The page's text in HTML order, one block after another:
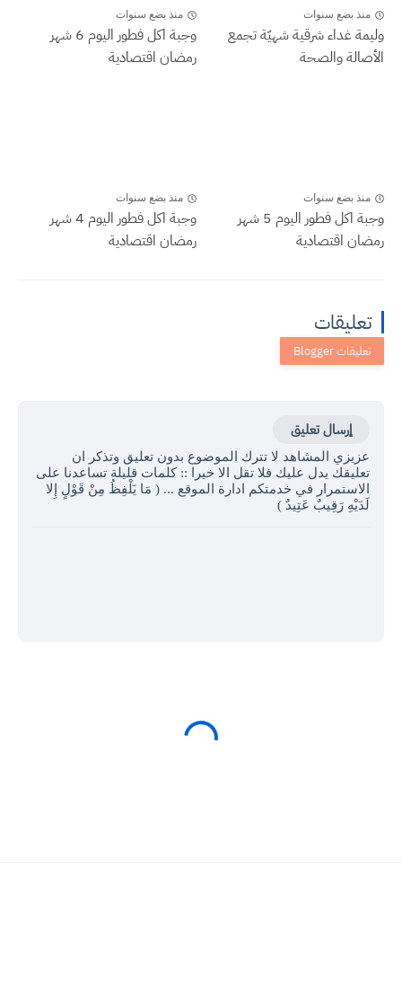
منذ بضع سنوات
وليمة غداء شرقية شهيّة تجمع
الأصالة والصحة
منذ بضع سنوات
وجبة اكل فطور اليوم 6 شهر
رمضان اقتصادية
منذ بضع سنوات
وجبة اكل فطور اليوم 5 شهر
رمضان اقتصادية
منذ بضع سنوات
وجبة اكل فطور اليوم 4 شهر
رمضان اقتصادية
تعليقات
إرسال تعليق
عزيزي المشاهد لا تترك الموضوع بدون تعليق وتذكر ان
تعليقك يدل عليك فلا تقل الا خيرا :: كلمات قليلة تساعدنا على
الاستمرار في خدمتكم ادارة الموقع ... ( مَا يَلْفِظُ مِنْ قَوْلٍ إِلا
لَدَيْهِ رَقِيبٌ عَتِيدٌ )